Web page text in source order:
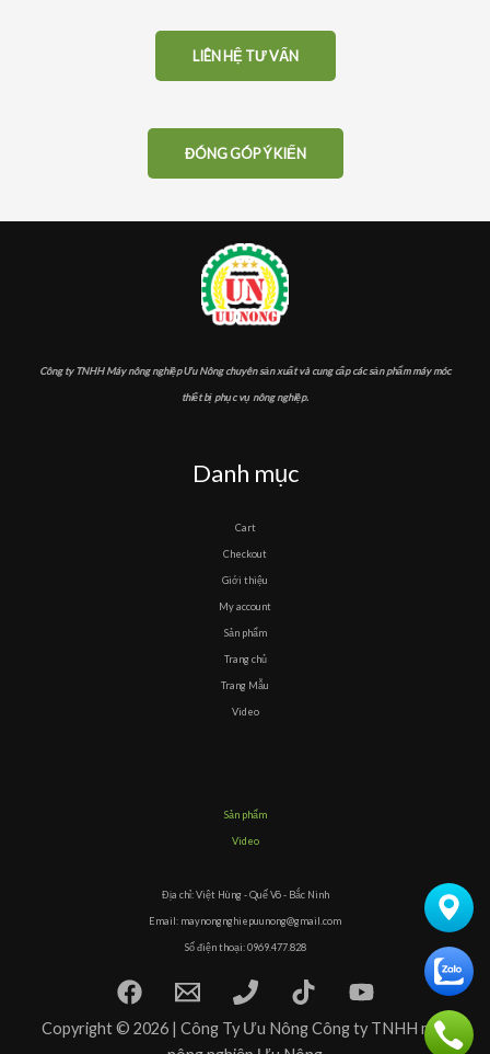
LIÊN HỆ TƯ VẤN
ĐÓNG GÓP Ý KIẾN
Công ty TNHH Máy nông nghiệp Ưu Nông chuyên sản xuất và cung cấp các sản phẩm máy móc
thiết bị phục vụ nông nghiệp.
Danh mục
Cart
Checkout
Giới thiệu
My account
Sản phẩm
Trang chủ
Trang Mẫu
Video
Sản phẩm
Video
Địa chỉ: Việt Hùng - Quế Võ - Bắc Ninh
Email: maynongnghiepuunong@gmail.com
Số điện thoại: 0969.477.828
Copyright © 2026 | Công Ty Ưu Nông Công ty TNHH máy